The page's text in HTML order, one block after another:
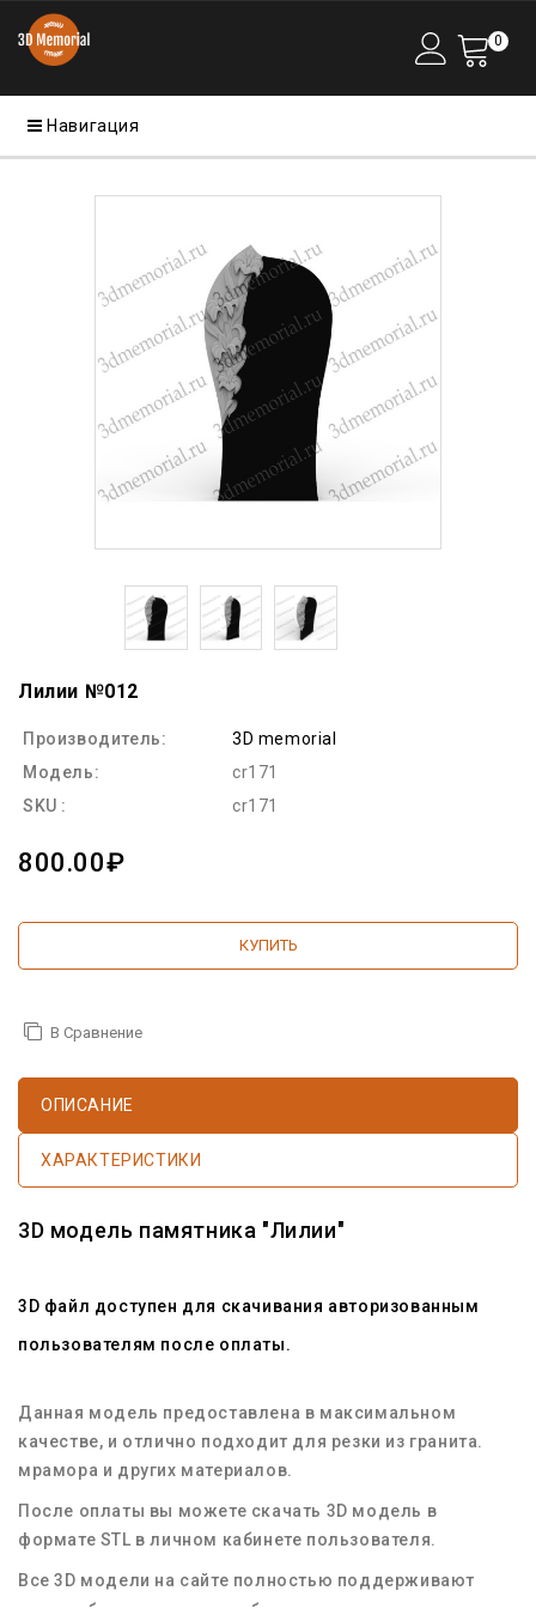
0
Навигация
Лилии №012
Производитель:
3D memorial
Модель:
cr171
SKU :
cr171
800.00₽
КУПИТЬ
В Сравнение
ОПИСАНИЕ
ХАРАКТЕРИСТИКИ
3D модель памятника "Лилии"
3D файл доступен для скачивания авторизованным
пользователям после оплаты.
Данная модель предоставлена в максимальном
качестве, и отлично подходит для резки из гранита.
мрамора и других материалов.
После оплаты вы можете скачать 3D модель в
формате STL в личном кабинете пользователя.
Все 3D модели на сайте полностью поддерживают